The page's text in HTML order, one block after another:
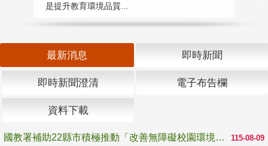
是提升教育環境品質...
最新消息 即時新聞
即時新聞澄清 電子布告欄
資料下載
115-08-09
國教署補助22縣市積極推動「改善無障礙校園環境計畫」 打造友善、安全、無礙學習空間